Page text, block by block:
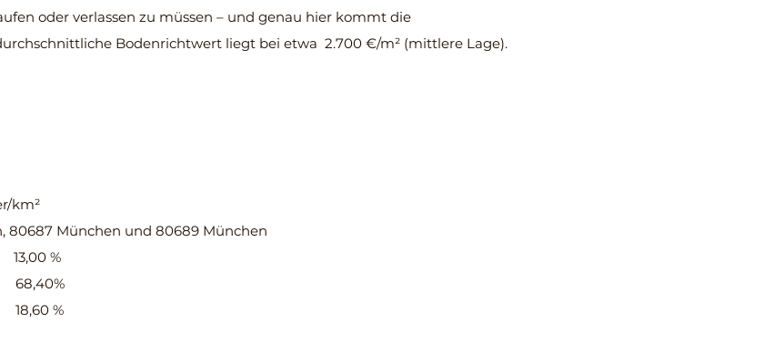
oder verlassen zu müssen – und genau hier kommt die
Bodenrichtwert liegt bei etwa 2.700 €/m² (mittlere Lage).
km²
München und 80689 München
%
%